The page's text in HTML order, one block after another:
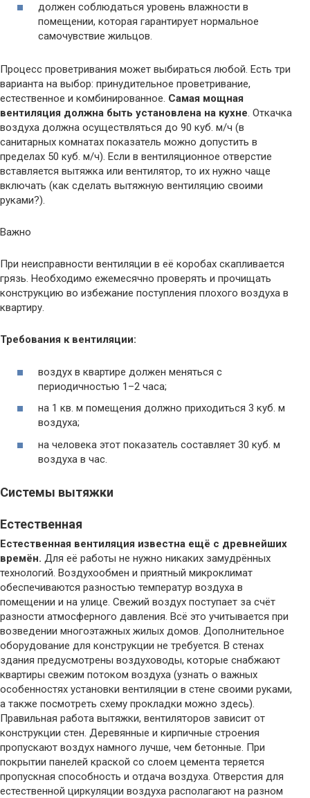
должен соблюдаться уровень влажности в
помещении, которая гарантирует нормальное
самочувствие жильцов.
Процесс проветривания может выбираться любой. Есть три
варианта на выбор: принудительное проветривание,
естественное и комбинированное. Самая мощная
вентиляция должна быть установлена на кухне. Откачка
воздуха должна осуществляться до 90 куб. м/ч (в
санитарных комнатах показатель можно допустить в
пределах 50 куб. м/ч). Если в вентиляционное отверстие
вставляется вытяжка или вентилятор, то их нужно чаще
включать (как сделать вытяжную вентиляцию своими
руками?).
Важно
При неисправности вентиляции в её коробах скапливается
грязь. Необходимо ежемесячно проверять и прочищать
конструкцию во избежание поступления плохого воздуха в
квартиру.
Требования к вентиляции:
воздух в квартире должен меняться с
периодичностью 1–2 часа;
на 1 кв. м помещения должно приходиться 3 куб. м
воздуха;
на человека этот показатель составляет 30 куб. м
воздуха в час.
Системы вытяжки
Естественная
Естественная вентиляция известна ещё с древнейших
времён. Для её работы не нужно никаких замудрённых
технологий. Воздухообмен и приятный микроклимат
обеспечиваются разностью температур воздуха в
помещении и на улице. Свежий воздух поступает за счёт
разности атмосферного давления. Всё это учитывается при
возведении многоэтажных жилых домов. Дополнительное
оборудование для конструкции не требуется. В стенах
здания предусмотрены воздуховоды, которые снабжают
квартиры свежим потоком воздуха (узнать о важных
особенностях установки вентиляции в стене своими руками,
а также посмотреть схему прокладки можно здесь).
Правильная работа вытяжки, вентиляторов зависит от
конструкции стен. Деревянные и кирпичные строения
пропускают воздух намного лучше, чем бетонные. При
покрытии панелей краской со слоем цемента теряется
пропускная способность и отдача воздуха. Отверстия для
естественной циркуляции воздуха располагают на разном